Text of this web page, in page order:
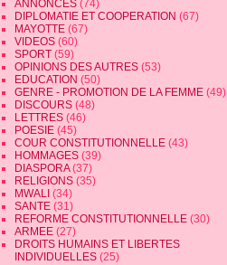
ANNONCES (74)
DIPLOMATIE ET COOPERATION (67)
MAYOTTE (67)
VIDEOS (60)
SPORT (59)
OPINIONS DES AUTRES (53)
EDUCATION (50)
GENRE - PROMOTION DE LA FEMME (49)
DISCOURS (48)
LETTRES (46)
POESIE (45)
COUR CONSTITUTIONNELLE (43)
HOMMAGES (39)
DIASPORA(37)
RELIGIONS (35)
MWALI (34)
SANTE (31)
REFORME CONSTITUTIONNELLE (30)
ARMEE (27)
DROITS HUMAINS ET LIBERTES
INDIVIDUELLES (25)